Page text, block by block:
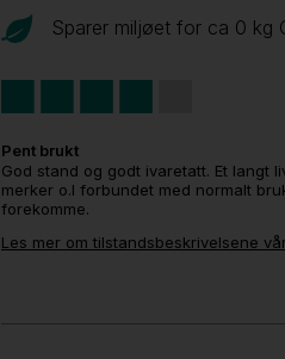
Sparer miljøet for ca 0 kg
Pent brukt
God stand og godt ivaretatt. Et langt
merker o.l forbundet med normalt
forekomme.
Les mer om tilstandsbeskrivelsene